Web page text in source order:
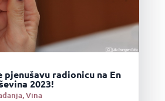
radionicu na En
2023!
,Vina